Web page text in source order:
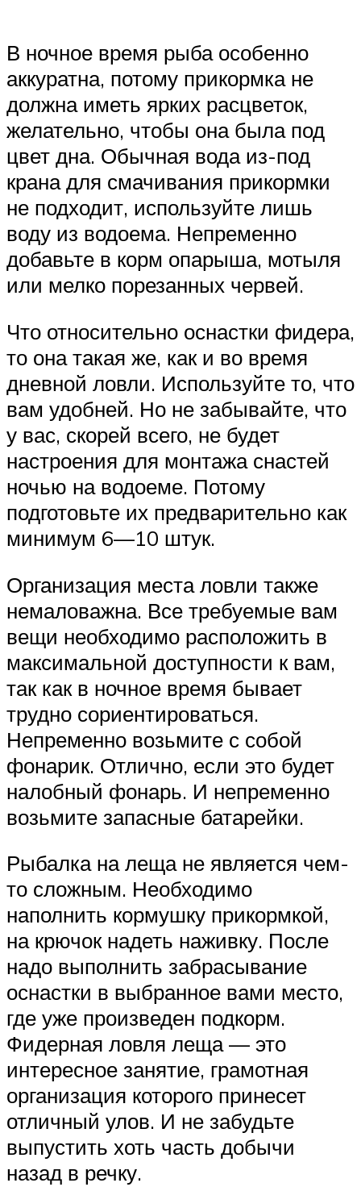
В ночное время рыба особенно
аккуратна, потому прикормка не
должна иметь ярких расцветок,
желательно, чтобы она была под
цвет дна. Обычная вода из-под
крана для смачивания прикормки
не подходит, используйте лишь
воду из водоема. Непременно
добавьте в корм опарыша, мотыля
или мелко порезанных червей.
Что относительно оснастки фидера,
то она такая же, как и во время
дневной ловли. Используйте то, что
вам удобней. Но не забывайте, что
у вас, скорей всего, не будет
настроения для монтажа снастей
ночью на водоеме. Потому
подготовьте их предварительно как
минимум 6—10 штук.
Организация места ловли также
немаловажна. Все требуемые вам
вещи необходимо расположить в
максимальной доступности к вам,
так как в ночное время бывает
трудно сориентироваться.
Непременно возьмите с собой
фонарик. Отлично, если это будет
налобный фонарь. И непременно
возьмите запасные батарейки.
Рыбалка на леща не является чем-
то сложным. Необходимо
наполнить кормушку прикормкой,
на крючок надеть наживку. После
надо выполнить забрасывание
оснастки в выбранное вами место,
где уже произведен подкорм.
Фидерная ловля леща — это
интересное занятие, грамотная
организация которого принесет
отличный улов. И не забудьте
выпустить хоть часть добычи
назад в речку.